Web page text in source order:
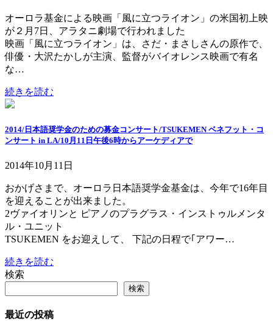
オーロラ基金による映画「風に立つライオン」の米国初上映
が２月7日、アラタニ劇場で行われました
映画「風に立つライオン」は、さだ・まさしさんの原作で、
俳優・大沢たかしが主演、監督がバイオレンス映画で有名
な…
続きを読む
2014/日本語奨学金のための募金コンサート/TSUKEMEN ベネフット・コ
ンサート in LA/10月11日午後6時からアーケディアで
2014年10月11日
おかげさまで、オーロラ日本語奨学金基金は、今年で16年目
を迎えることが出来ました。
2ヴァイオリンと ピアノのプラグラス・インストゥルメンタ
ル・ユニット
TSUKEMEN をお迎えして、 下記の日程で｢アワー…
続きを読む
検索
検索
最近の投稿